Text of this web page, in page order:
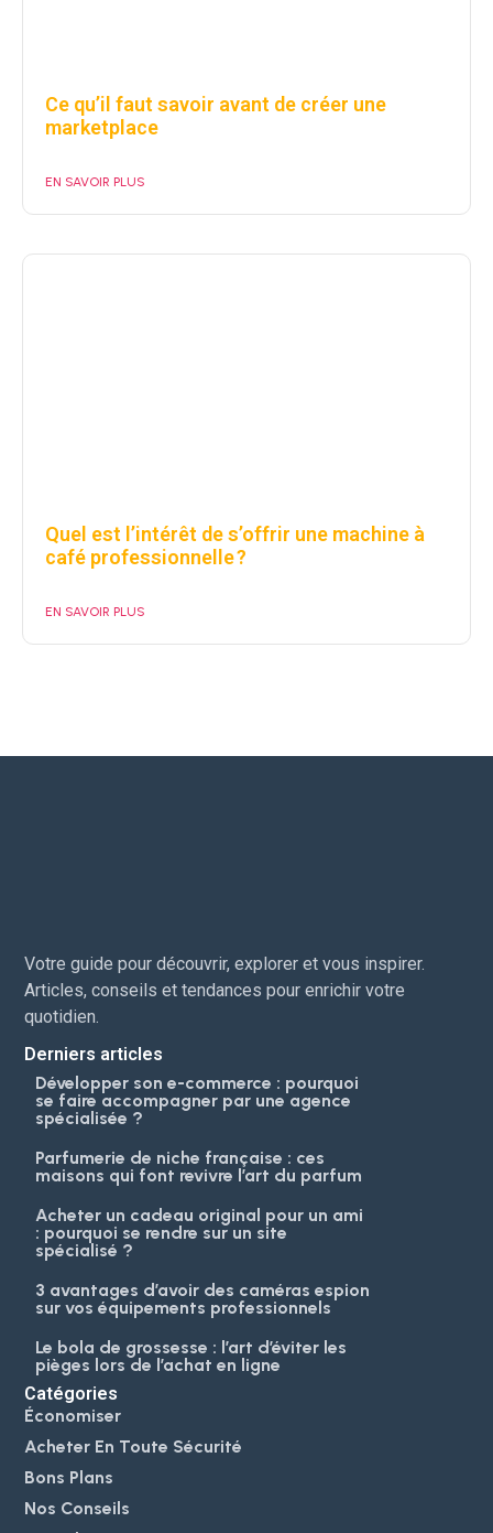
Ce qu’il faut savoir avant de créer une
marketplace
EN SAVOIR PLUS
Quel est l’intérêt de s’offrir une machine à
café professionnelle ?
EN SAVOIR PLUS
Votre guide pour découvrir, explorer et vous inspirer.
Articles, conseils et tendances pour enrichir votre
quotidien.
Derniers articles
Développer son e-commerce : pourquoi
se faire accompagner par une agence
spécialisée ?
Parfumerie de niche française : ces
maisons qui font revivre l’art du parfum
Acheter un cadeau original pour un ami
: pourquoi se rendre sur un site
spécialisé ?
3 avantages d’avoir des caméras espion
sur vos équipements professionnels
Le bola de grossesse : l’art d’éviter les
pièges lors de l’achat en ligne
Catégories
Économiser
Acheter En Toute Sécurité
Bons Plans
Nos Conseils